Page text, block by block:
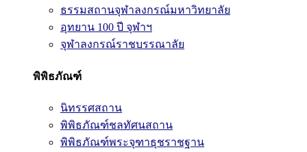
ธรรมสถานจุฬาลงกรณ์มหาวิทยาลัย
อุทยาน 100 ปี จุฬาฯ
จุฬาลงกรณ์ราชบรรณาลัย
พิพิธภัณฑ์
นิทรรศสถาน
พิพิธภัณฑ์ชลทัศนสถาน
พิพิธภัณฑ์พระจุฑาธุชราชฐาน